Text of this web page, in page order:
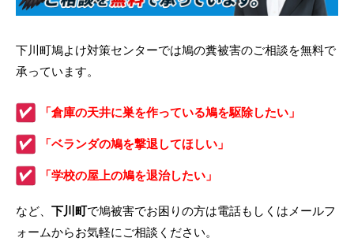
下川町鳩よけ対策センターでは鳩の糞被害のご相談を無料で
承っています。
「倉庫の天井に巣を作っている鳩を駆除したい」
「ベランダの鳩を撃退してほしい」
「学校の屋上の鳩を退治したい」
など、 下川町で鳩被害でお困りの方は電話もしくはメールフ
ォームからお気軽にご相談ください。